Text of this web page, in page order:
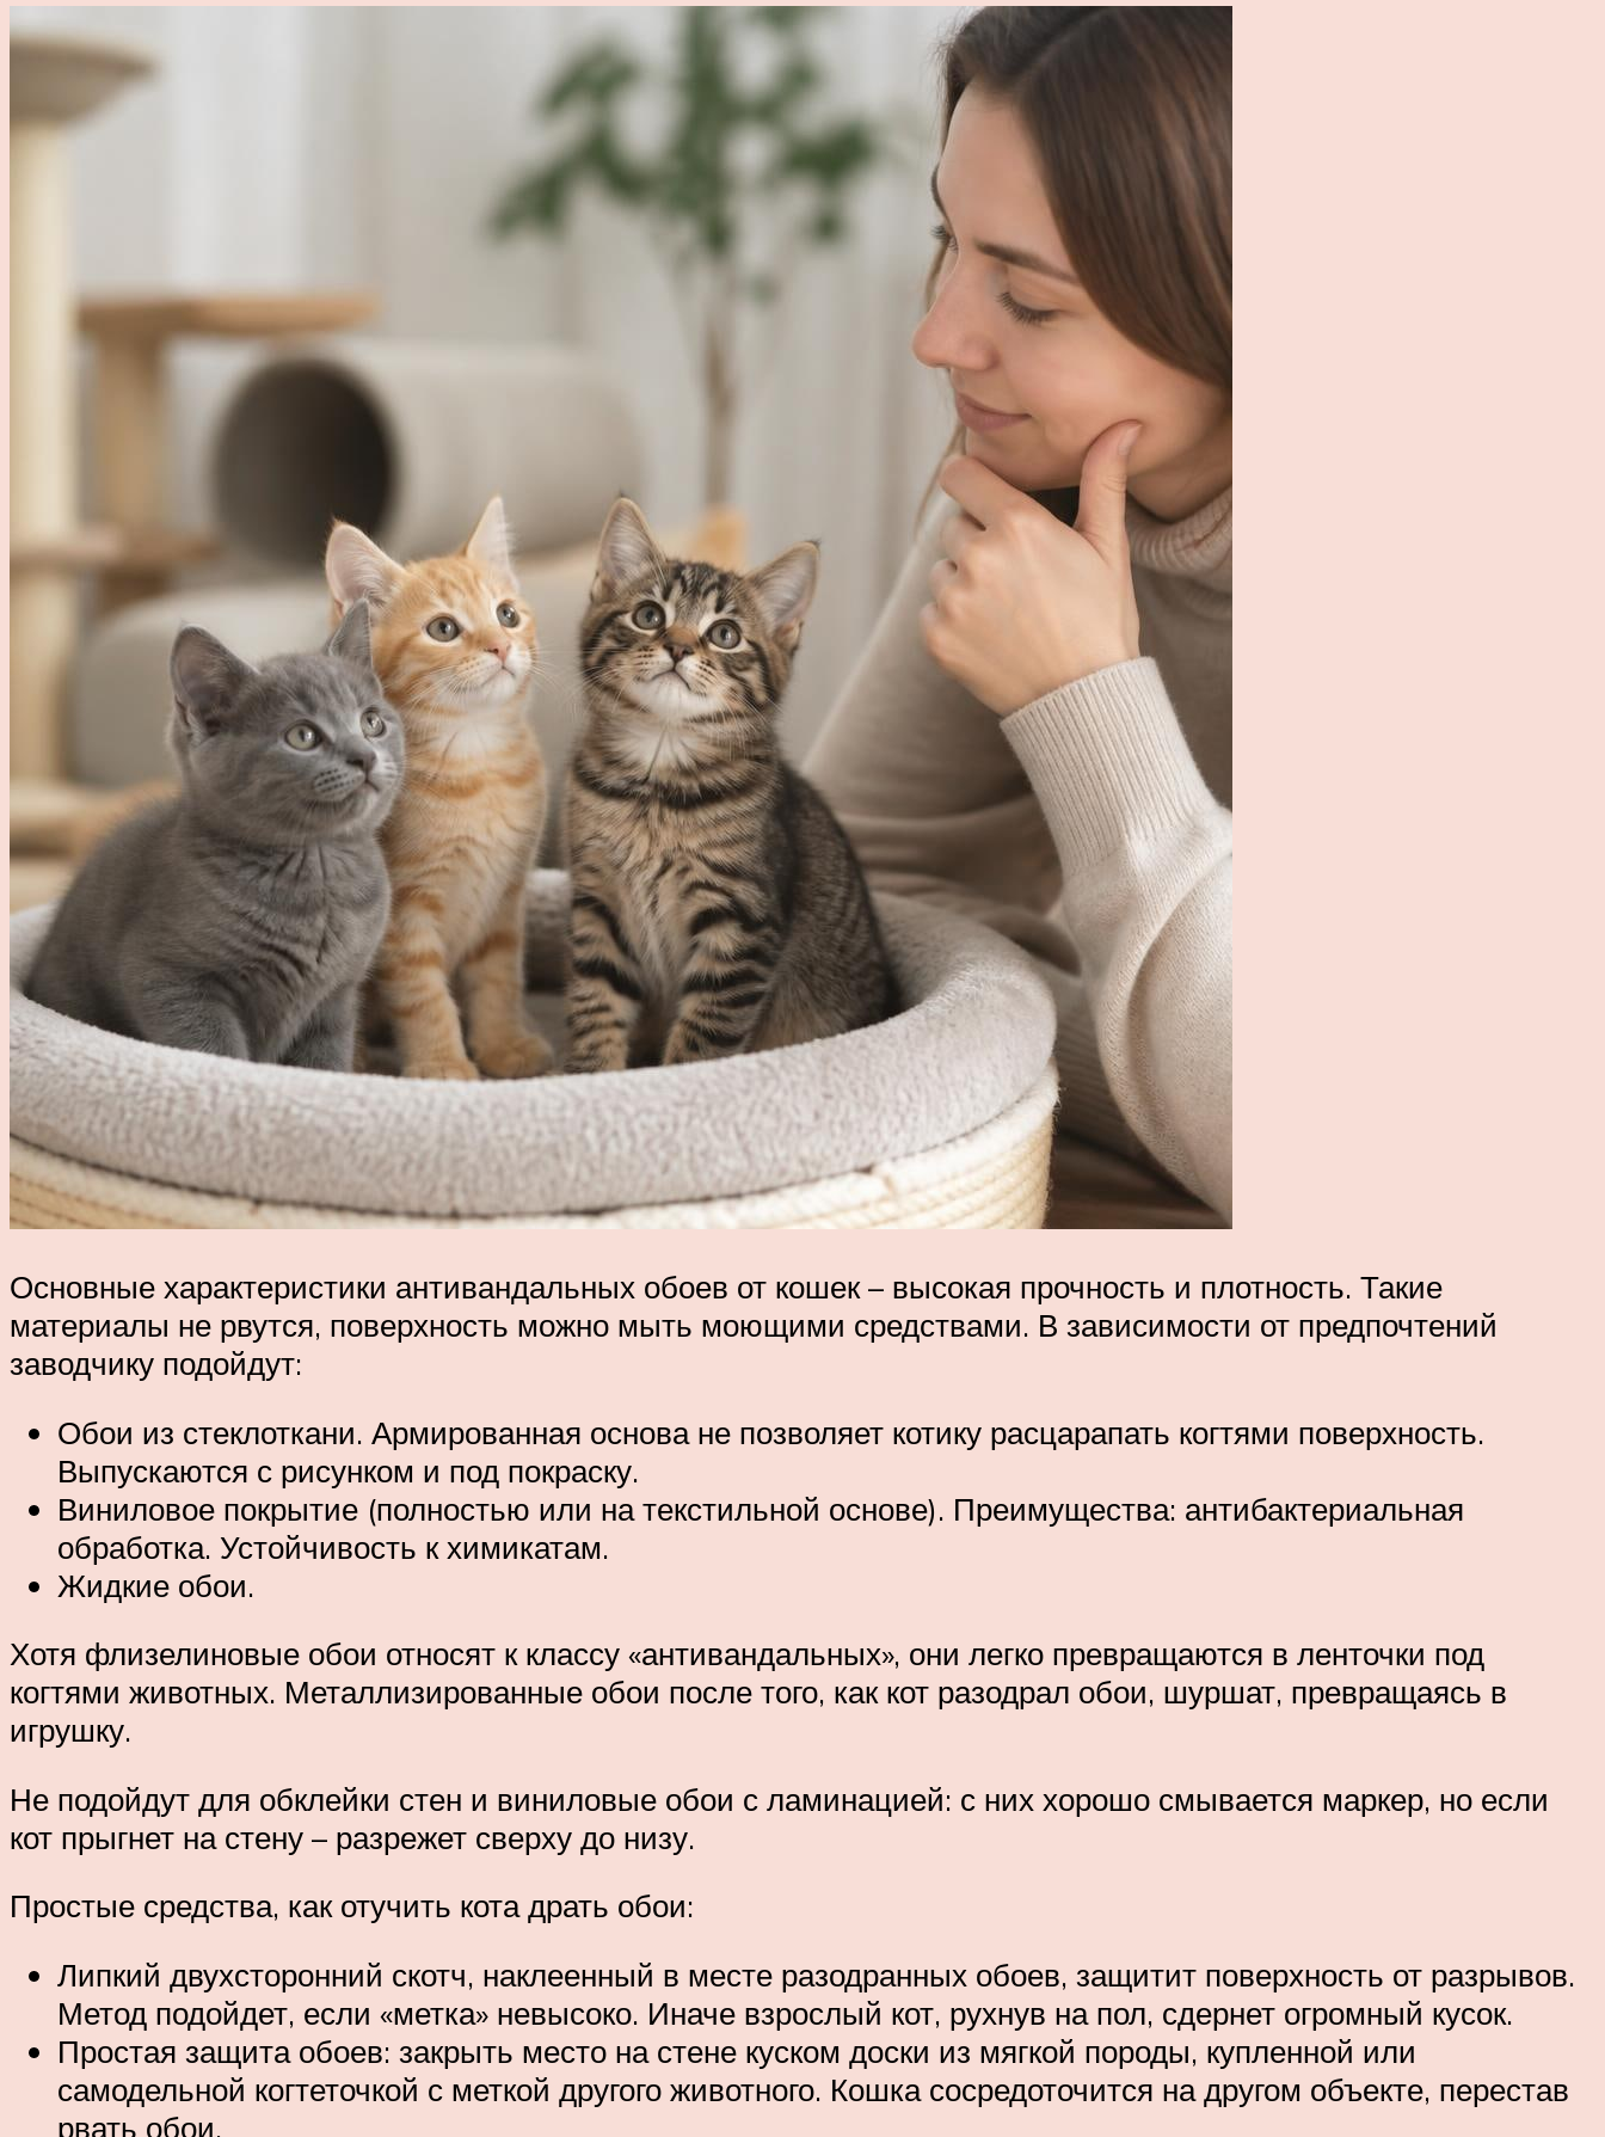
Основные характеристики антивандальных обоев от кошек – высокая прочность и плотность. Такие
материалы не рвутся, поверхность можно мыть моющими средствами. В зависимости от предпочтений
заводчику подойдут:
Обои из стеклоткани. Армированная основа не позволяет котику расцарапать когтями поверхность.
Выпускаются с рисунком и под покраску.
Виниловое покрытие (полностью или на текстильной основе). Преимущества: антибактериальная
обработка. Устойчивость к химикатам.
Жидкие обои.
Хотя флизелиновые обои относят к классу «антивандальных», они легко превращаются в ленточки под
когтями животных. Металлизированные обои после того, как кот разодрал обои, шуршат, превращаясь в
игрушку.
Не подойдут для обклейки стен и виниловые обои с ламинацией: с них хорошо смывается маркер, но если
кот прыгнет на стену – разрежет сверху до низу.
Простые средства, как отучить кота драть обои:
Липкий двухсторонний скотч, наклеенный в месте разодранных обоев, защитит поверхность от разрывов.
Метод подойдет, если «метка» невысоко. Иначе взрослый кот, рухнув на пол, сдернет огромный кусок.
Простая защита обоев: закрыть место на стене куском доски из мягкой породы, купленной или
самодельной когтеточкой с меткой другого животного. Кошка сосредоточится на другом объекте, перестав
рвать обои.